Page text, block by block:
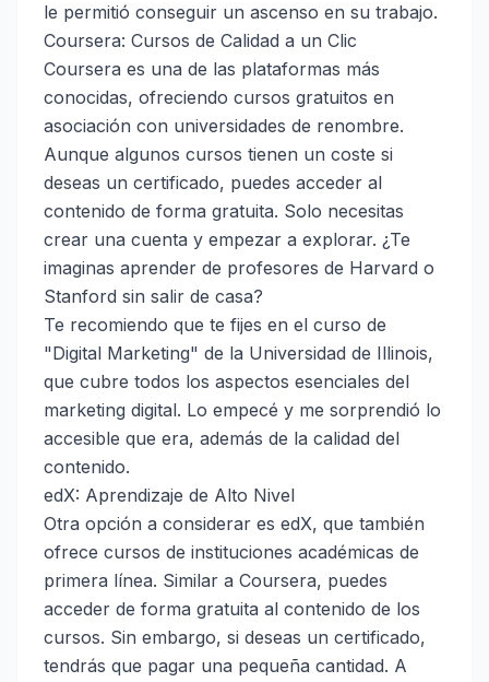
le permitió conseguir un ascenso en su trabajo.
Coursera: Cursos de Calidad a un Clic
Coursera es una de las plataformas más
conocidas, ofreciendo cursos gratuitos en
asociación con universidades de renombre.
Aunque algunos cursos tienen un coste si
deseas un certificado, puedes acceder al
contenido de forma gratuita. Solo necesitas
crear una cuenta y empezar a explorar. ¿Te
imaginas aprender de profesores de Harvard o
Stanford sin salir de casa?
Te recomiendo que te fijes en el curso de
"Digital Marketing" de la Universidad de Illinois,
que cubre todos los aspectos esenciales del
marketing digital. Lo empecé y me sorprendió lo
accesible que era, además de la calidad del
contenido.
edX: Aprendizaje de Alto Nivel
Otra opción a considerar es edX, que también
ofrece cursos de instituciones académicas de
primera línea. Similar a Coursera, puedes
acceder de forma gratuita al contenido de los
cursos. Sin embargo, si deseas un certificado,
tendrás que pagar una pequeña cantidad. A